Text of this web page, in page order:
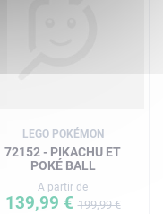
LEGO POKÉMON
72152 - PIKACHU ET
POKÉ BALL
A partir de
139,99 €199,99 €